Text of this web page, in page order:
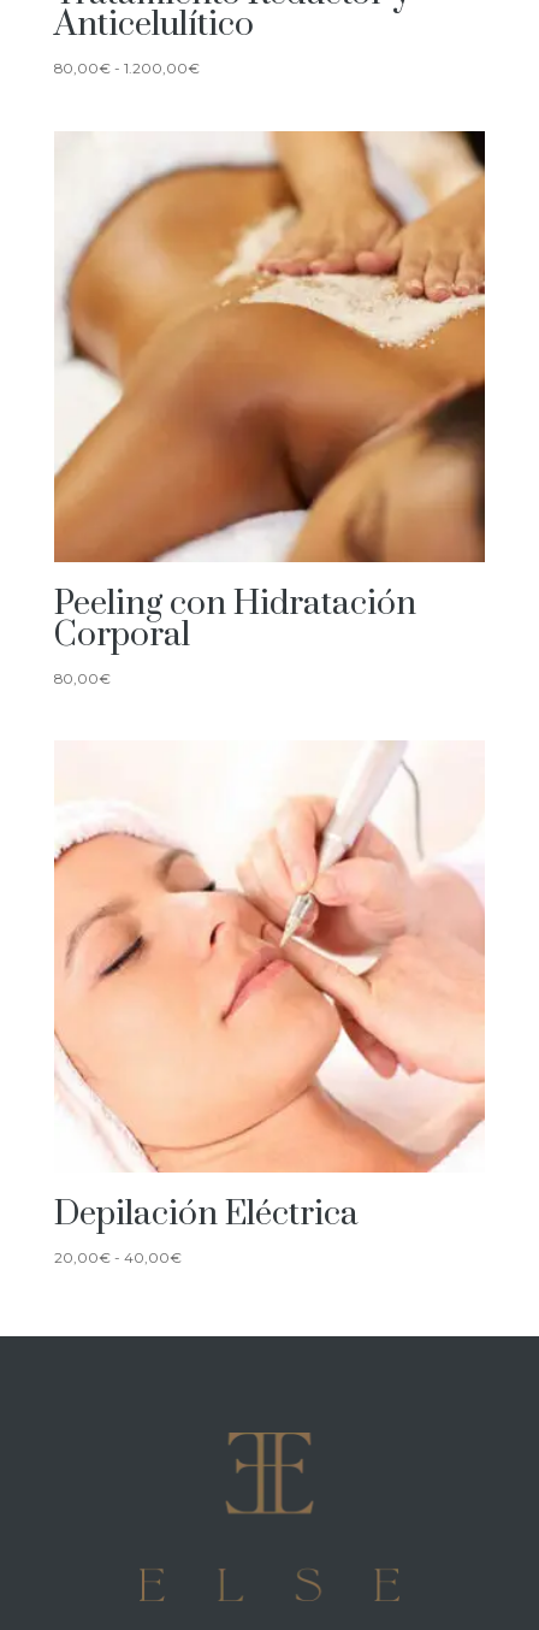
Anticelulítico
80,00€ - 1.200,00€Rango
80,00€
1.200,00€
Peeling con Hidratación
Corporal
80,00€
Depilación Eléctrica
20,00€ - 40,00€Rango